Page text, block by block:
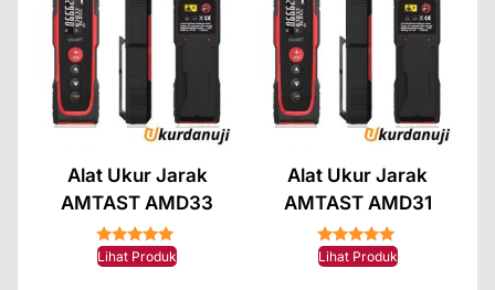
Alat Ukur Jarak
AMTAST AMD33
★★★★★
Lihat Produk
Alat Ukur Jarak
AMTAST AMD31
★★★★★
Lihat Produk